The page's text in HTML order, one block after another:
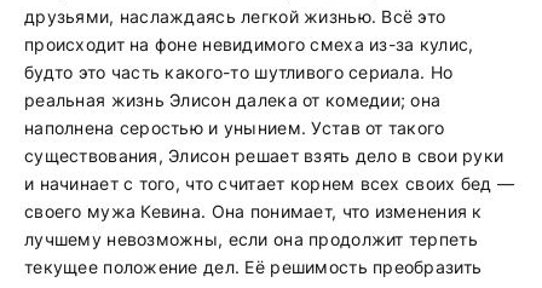
друзьями, наслаждаясь легкой жизнью. Всё это
происходит на фоне невидимого смеха из-за кулис,
будто это часть какого-то шутливого сериала. Но
реальная жизнь Элисон далека от комедии; она
наполнена серостью и унынием. Устав от такого
существования, Элисон решает взять дело в свои руки
и начинает с того, что считает корнем всех своих бед —
своего мужа Кевина. Она понимает, что изменения к
лучшему невозможны, если она продолжит терпеть
текущее положение дел. Её решимость преобразить